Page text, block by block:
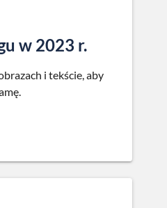
w 2023 r.
i tekście, aby